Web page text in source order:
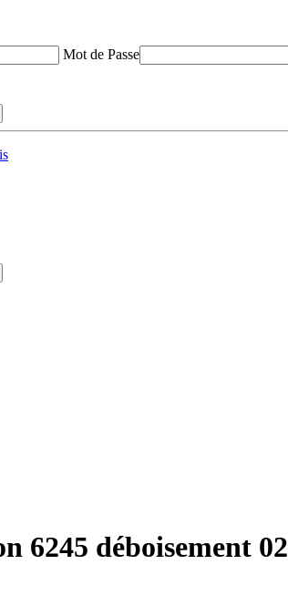
Mot de Passe
6245 déboisement 02